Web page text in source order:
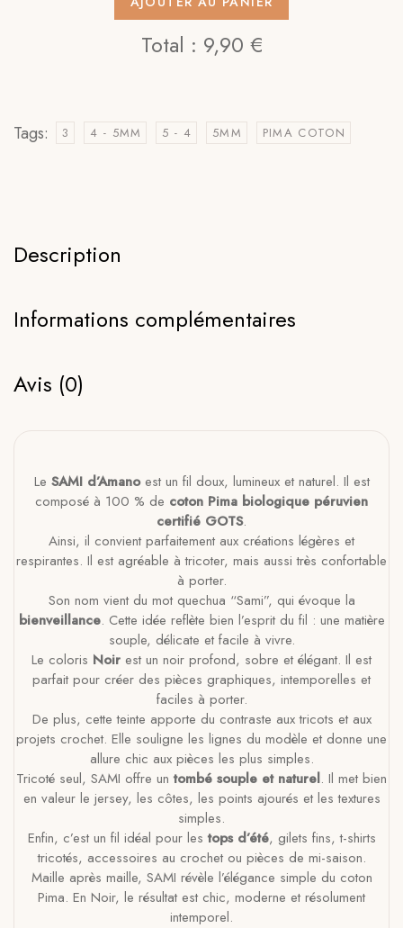
Total : 9,90 €
Tags: 3 4 - 5MM 5 - 4 5MM PIMA COTON
Description
Informations complémentaires
Avis (0)
Le SAMI d’Amanoest un fil doux, lumineux et naturel. Il est
composé à 100 % de coton Pima biologique péruvien
certifié GOTS.
Ainsi, il convient parfaitement aux créations légères et
respirantes. Il est agréable à tricoter, mais aussi très confortable
à porter.
Son nom vient du mot quechua “Sami”, qui évoque la
bienveillance. Cette idée reflète bien l’esprit du fil : une matière
souple, délicate et facile à vivre.
Le coloris Noir est un noir profond, sobre et élégant. Il est
parfait pour créer des pièces graphiques, intemporelles et
faciles à porter.
De plus, cette teinte apporte du contraste aux tricots et aux
projets crochet. Elle souligne les lignes du modèle et donne une
allure chic aux pièces les plus simples.
Tricoté seul, SAMI offre un tombé souple et naturel. Il met bien
en valeur le jersey, les côtes, les points ajourés et les textures
simples.
Enfin, c’est un fil idéal pour les tops d’été, gilets fins, t-shirts
tricotés, accessoires au crochet ou pièces de mi-saison.
Maille après maille, SAMI révèle l’élégance simple du coton
Pima. En Noir, le résultat est chic, moderne et résolument
intemporel.